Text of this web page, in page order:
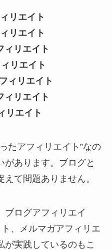
リエイト
リエイト
ィリエイト
リエイト
ィリエイト
ィリエイト
リエイト
たアフィリエイト”なの
があります。ブログと
て問題ありません。
ブログアフィリエイ
、メルマガアフィリエ
が実践しているのもこ